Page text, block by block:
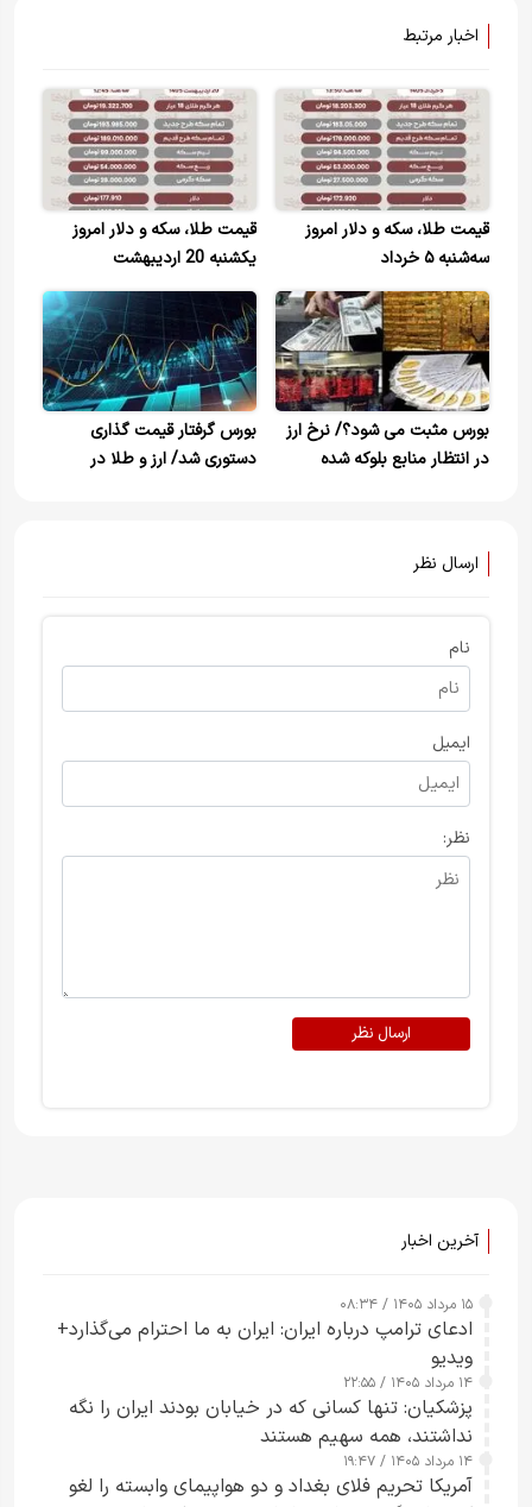
اخبار مرتبط
قیمت طلا، سکه و دلار امروز
سه‌شنبه ۵ خرداد
قیمت طلا، سکه و دلار امروز
یکشنبه 20 اردیبهشت
بورس مثبت می شود؟/ نرخ ارز
در انتظار منابع بلوکه شده
بورس گرفتار قیمت گذاری
دستوری شد/ ارز و طلا در
ارسال نظر
نام
ایمیل
نظر:
ارسال نظر
آخرین اخبار
۱۵ مرداد ۱۴۰۵ / ۰۸:۳۴
ادعای ترامپ درباره ایران: ایران به ما احترام می‌گذارد+
ویدیو
۱۴ مرداد ۱۴۰۵ / ۲۲:۵۵
پزشکیان: تنها کسانی که در خیابان بودند ایران را نگه
نداشتند، همه سهیم هستند
۱۴ مرداد ۱۴۰۵ / ۱۹:۴۷
آمریکا تحریم فلای بغداد و دو هواپیمای وابسته را لغو